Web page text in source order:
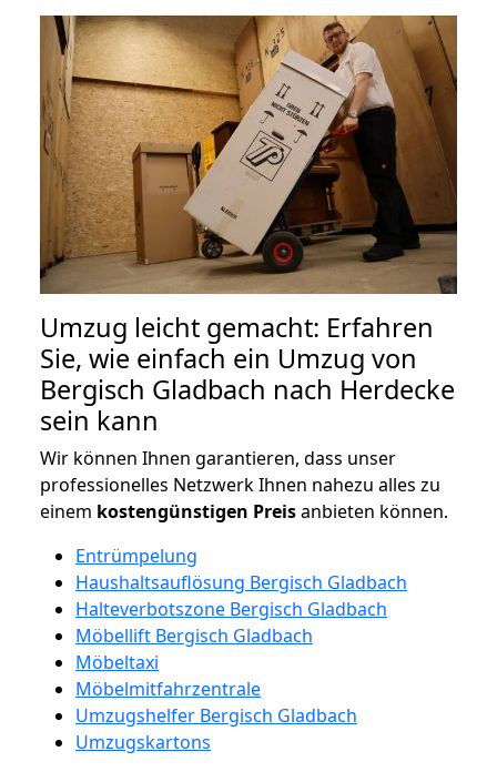
Umzug leicht gemacht: Erfahren
Sie, wie einfach ein Umzug von
Bergisch Gladbach nach Herdecke
sein kann
Wir können Ihnen garantieren, dass unser
professionelles Netzwerk Ihnen nahezu alles zu
einem kostengünstigen Preisanbieten können.
Entrümpelung
Haushaltsauflösung Bergisch Gladbach
Halteverbotszone Bergisch Gladbach
Möbellift Bergisch Gladbach
Möbeltaxi
Möbelmitfahrzentrale
Umzugshelfer Bergisch Gladbach
Umzugskartons